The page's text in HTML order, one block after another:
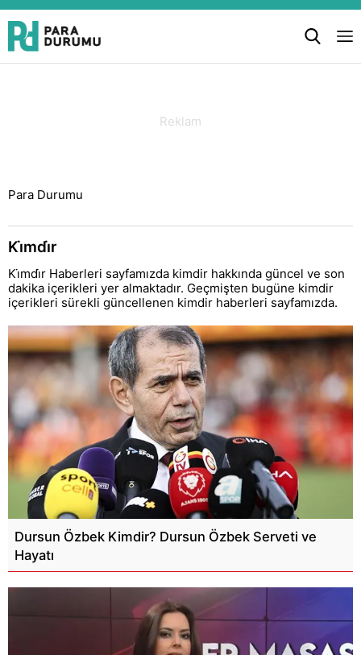
Para Durumu
Ki̇mdi̇r
Ki̇mdi̇r Haberleri sayfamızda kimdir hakkında güncel ve son
dakika içerikleri yer almaktadır. Geçmişten bugüne kimdir
içerikleri sürekli güncellenen kimdir haberleri sayfamızda.
Dursun Özbek Kimdir? Dursun Özbek Serveti ve
Hayatı